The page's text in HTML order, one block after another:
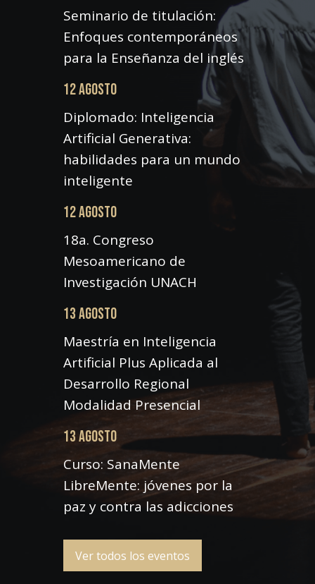
Seminario de titulación:
Enfoques contemporáneos
para la Enseñanza del inglés
12 AGOSTO
Diplomado: Inteligencia
Artificial Generativa:
habilidades para un mundo
inteligente
12 AGOSTO
18a. Congreso
Mesoamericano de
Investigación UNACH
13 AGOSTO
Maestría en Inteligencia
Artificial Plus Aplicada al
Desarrollo Regional
Modalidad Presencial
13 AGOSTO
Curso: SanaMente
LibreMente: jóvenes por la
paz y contra las adicciones
Ver todos los eventos